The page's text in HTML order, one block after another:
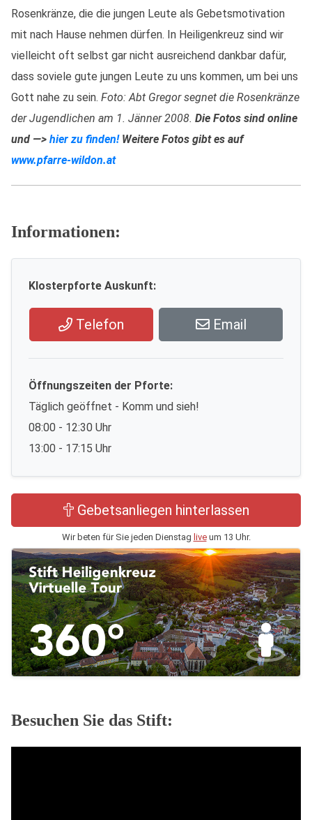
Rosenkränze, die die jungen Leute als Gebetsmotivation
mit nach Hause nehmen dürfen. In Heiligenkreuz sind wir
vielleicht oft selbst gar nicht ausreichend dankbar dafür,
dass soviele gute jungen Leute zu uns kommen, um bei uns
Gott nahe zu sein. Foto: Abt Gregor segnet die Rosenkränze
der Jugendlichen am 1. Jänner 2008. Die Fotos sind online
und —> hier zu finden!Weitere Fotos gibt es auf
www.pfarre-wildon.at
Informationen:
Klosterpforte Auskunft:
Telefon Email
Öffnungszeiten der Pforte:
Täglich geöffnet - Komm und sieh!
08:00 - 12:30 Uhr
13:00 - 17:15 Uhr
Gebetsanliegen hinterlassen
Wir beten für Sie jeden Dienstag liveum 13 Uhr.
Besuchen Sie das Stift: